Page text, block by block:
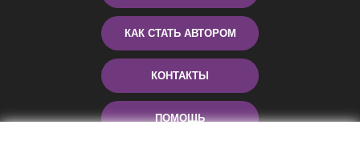
КАК СТАТЬ АВТОРОМ
КОНТАКТЫ
ПОМОЩЬ